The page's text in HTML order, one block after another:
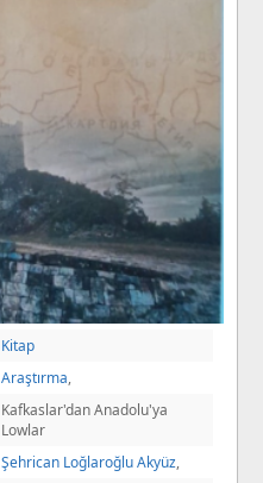
Kitap
Araştırma,
Kafkaslar'dan Anadolu'ya
Lowlar
Şehrican Loğlaroğlu Akyüz,